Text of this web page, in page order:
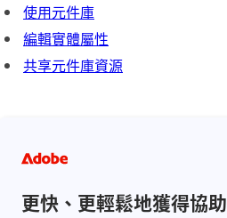
使用元件庫
編輯實體屬性
共享元件庫資源
更快、更輕鬆地獲得協助